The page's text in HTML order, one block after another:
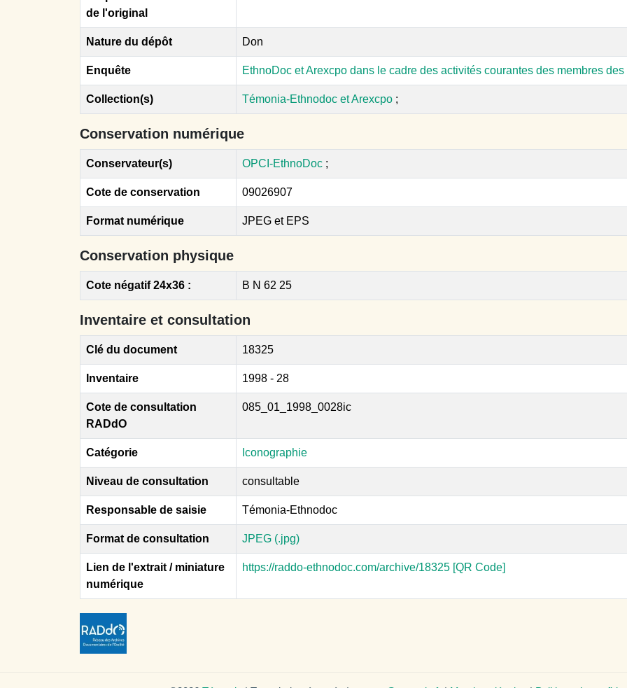
de l'original
Nature du dépôt Don
Enquête EthnoDoc et Arexcpo dans le cadre des activités courantes des membres
Collection(s) Témonia-Ethnodoc et Arexcpo ;
Conservation numérique
Conservateur(s) OPCI-EthnoDoc ;
Cote de conservation 09026907
Format numérique JPEG et EPS
Conservation physique
Cote négatif 24x36 : B N 62 25
Inventaire et consultation
Clé du document 18325
Inventaire 1998 - 28
Cote de consultation
RADdO
085_01_1998_0028ic
Catégorie Iconographie
Niveau de consultation consultable
Responsable de saisie Témonia-Ethnodoc
Format de consultation JPEG (.jpg)
Lien de l'extrait / miniature
numérique
https://raddo-ethnodoc.com/archive/18325 [QR Code]